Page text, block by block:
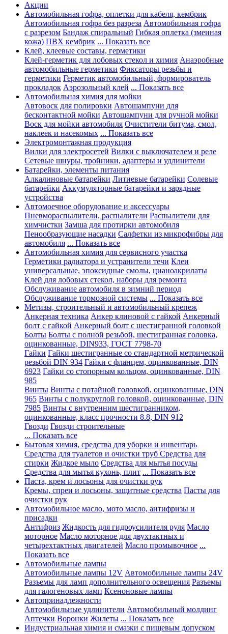
Акции
Автомобильная гофра, оплетки для кабеля, кембрик
Автомобильная гофра без разреза Автомобильная гофра
с разрезом Бандаж спиральный Гибкая оплетка (змеиная
кожа) ПВХ кембрик ... Показать все
Клей, клеевые составы, герметики
Клей-герметик для лобовых стекол и химия Анаэробные
автомобильные герметики Фиксаторы резьбы и
герметики Герметик автомобильный, формирователь
прокладок Аэрозольный клей ... Показать все
Автомобильная химия для мойки
Автовоск для полировки Автошампуни для
бесконтактной мойки Автошампуни для ручной мойки
Воск для мойки автомобиля Очистители битума, смол,
наклеек и насекомых ... Показать все
Электромонтажная продукция
Вилки для электросетей Вилки с выключателем и реле
Сетевые шнуры, тройники, адаптеры и удлинители
Батарейки, элементы питания
Алкалиновые батарейки Литиевые батарейки Солевые
батарейки Аккумуляторные батарейки и зарядные
устройства
Автомоечное оборудование и аксессуары
Пневмораспылители, распылители Распылители для
химчистки Замша для протирки автомобиля
Пенообразующие насадки Салфетки из микрофибры для
автомобиля ... Показать все
Автомобильная химия для сервисного участка
Герметики радиатора и устранители течи Клеи
универсальные, эпоксидные смолы, цианоакрилаты
Клей для лобовых стекол, наборы для ремонта
Обслуживание автомобиля в зимний период
Обслуживание тормозной системы ... Показать все
Метизы, строительный и автомобильный крепеж
Анкерная техника Анкер клиновой с гайкой Анкерный
болт с гайкой Анкерный болт с шестигранной головкой
Болты Болты с полной резьбой, шестигранная головка,
оцинкованные, DIN933, ГОСТ 7798-70
Гайки Гайки шестигранные со стандартной метрической
резьбой DIN 934 Гайки с фланцем, оцинкованные, DIN
6923 Гайки со стопорным кольцом, оцинкованные, DIN
985
Винты Винты с потайной головкой, оцинкованные, DIN
965 Винты с полукруглой головкой, оцинкованные, DIN
7985 Винты с внутренним шестигранником,
оцинкованные, класс прочности 8.8, DIN 912
Гвозди Гвозди строительные
... Показать все
Бытовая химия, средства для уборки и инвентарь
Средства для туалетов и очистки труб Средства для
стирки Жидкое мыло Средства для мытья посуды
Средства для мытья кухонь, плит ... Показать все
Паста, крем и лосьоны для очистки рук
Кремы, спреи и лосьоны, защитные средства Пасты для
очистки рук
Автомобильное масло, мото масло, антифризы и
присадки
Антифриз Жидкость для гидроусилителя руля Масло
моторное Масло моторное для двухтактных и
четырехтактных двигателей Масло промывочное ...
Показать все
Автомобильные лампы
Автомобильные лампы 12V Автомобильные лампы 24V
Разъемы для ламп дополнительного освещения Разъемы
для галогеновых ламп Ксеноновые лампы
Автопринадлежности
Автомобильные удлинители Автомобильный молдинг
Аптечки Воронки Жилеты ... Показать все
Индустриальная химия и смазки с пищевым допуском